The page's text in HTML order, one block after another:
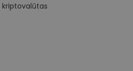
kriptovalūtas